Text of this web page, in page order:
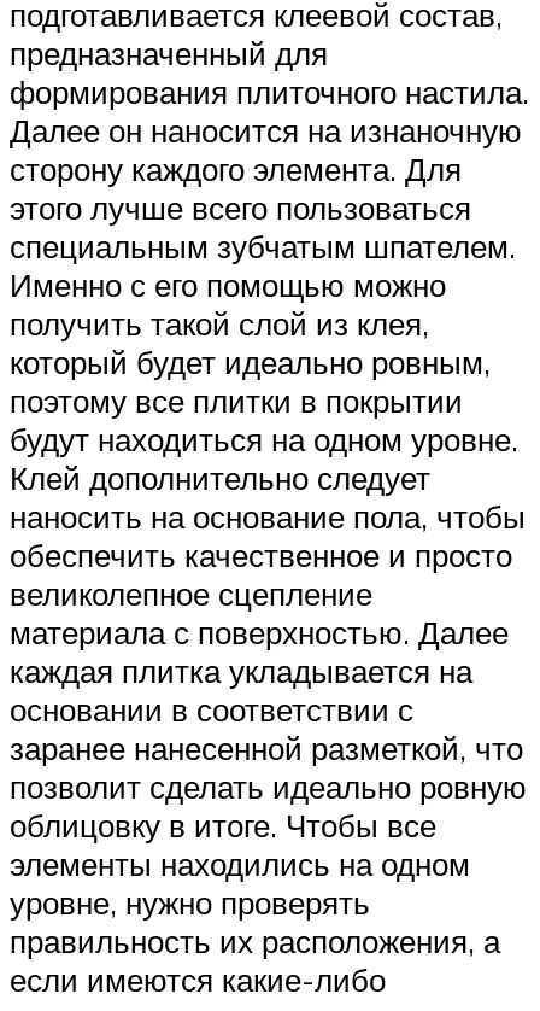
подготавливается клеевой состав,
предназначенный для
формирования плиточного настила.
Далее он наносится на изнаночную
сторону каждого элемента. Для
этого лучше всего пользоваться
специальным зубчатым шпателем.
Именно с его помощью можно
получить такой слой из клея,
который будет идеально ровным,
поэтому все плитки в покрытии
будут находиться на одном уровне.
Клей дополнительно следует
наносить на основание пола, чтобы
обеспечить качественное и просто
великолепное сцепление
материала с поверхностью. Далее
каждая плитка укладывается на
основании в соответствии с
заранее нанесенной разметкой, что
позволит сделать идеально ровную
облицовку в итоге. Чтобы все
элементы находились на одном
уровне, нужно проверять
правильность их расположения, а
если имеются какие-либо